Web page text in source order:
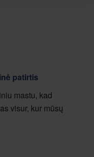
patirtis
mastu, kad
visur, kur mūsų